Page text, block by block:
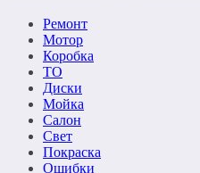
Ремонт
Мотор
Коробка
ТО
Диски
Мойка
Салон
Свет
Покраска
Ошибки